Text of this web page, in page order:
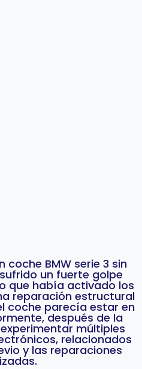
coche BMW serie 3 sin
un fuerte golpe
que había activado los
reparación estructural
coche parecía estar en
después de la
múltiples
relacionados
y las reparaciones